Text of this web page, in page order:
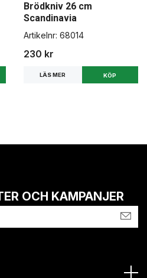
Brödkniv 26 cm
Scandinavia
Artikelnr: 68014
230 kr
LÄS MER
OCH KAMPANJER